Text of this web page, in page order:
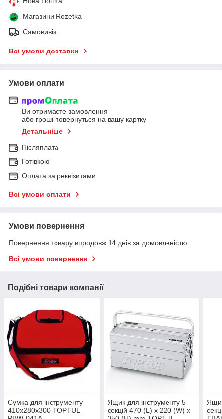
Магазини Rozetka
Самовивіз
Всі умови доставки
Умови оплати
Ви отримаєте замовлення
або гроші повернуться на вашу картку
Детальніше
Післяплата
Готівкою
Оплата за реквізитами
Всі умови оплати
Умови повернення
Повернення товару впродовж 14 днів за домовленістю
Всі умови повернення
Подібні товари компанії
Сумка для інструменту
410х280х300 TOPTUL
Ящик для інструменту 5
секцій 470 (L) x 220 (W) x